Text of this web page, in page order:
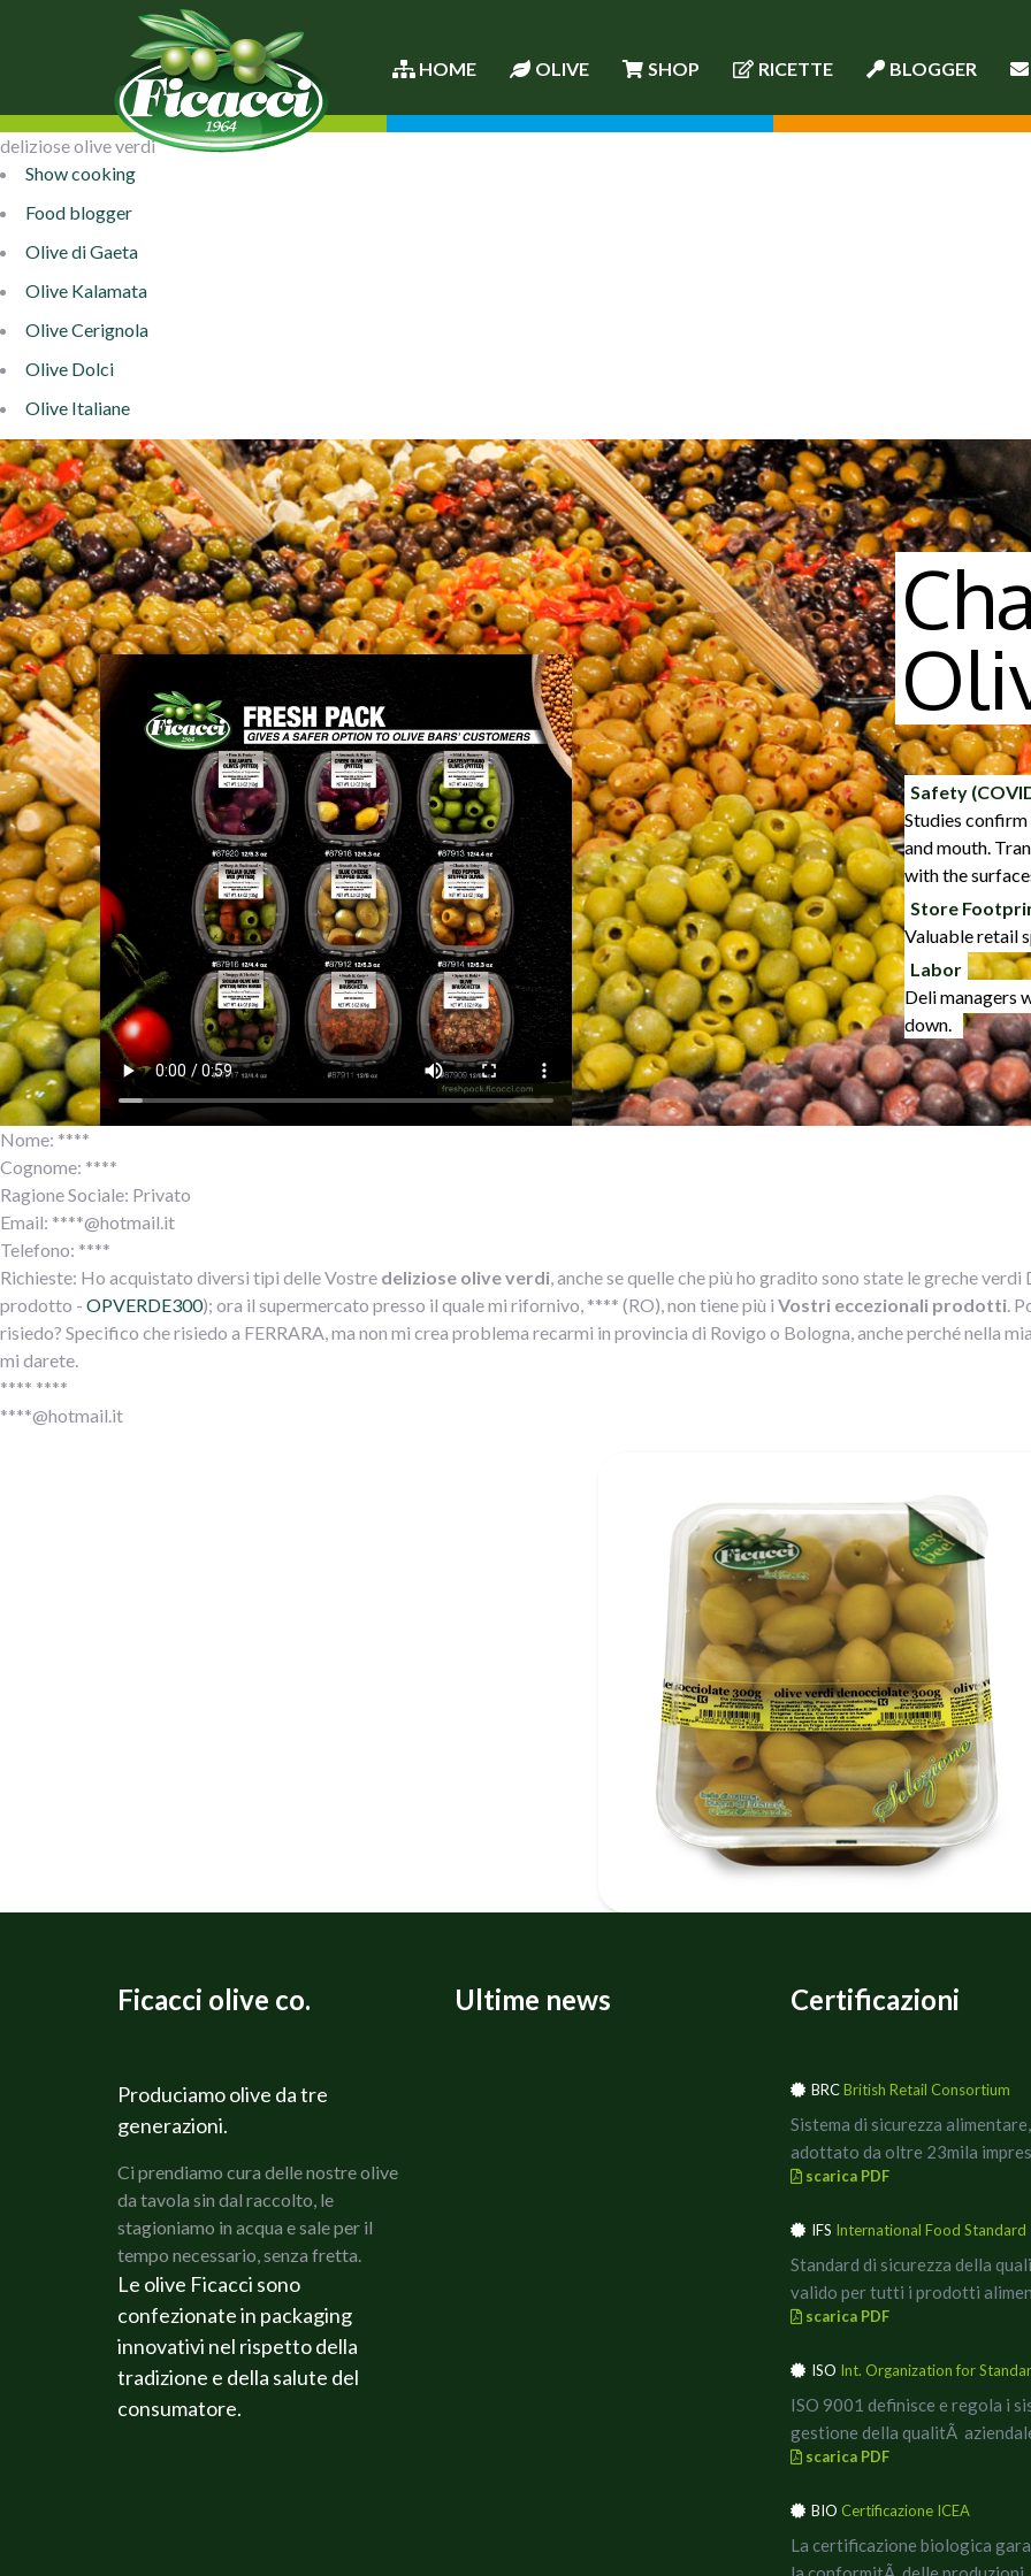
HOME OLIVE SHOP RICETTE BLOGGER
deliziose olive verdi
Show cooking
Food blogger
Olive di Gaeta
Olive Kalamata
Olive Cerignola
Olive Dolci
Olive Italiane
Safety
Studies confirm
and mouth.
with the
Store
Valuable retail
Labor
Deli managers
down.
Nome: ****
Cognome: ****
Ragione Sociale: Privato
Email: ****@hotmail.it
Telefono: ****
Richieste: Ho acquistato diversi tipi delle Vostre deliziose olive verdi , anche se quelle che più ho gradito sono state le greche
prodotto - OPVERDE300); ora il supermercato presso il quale mi rifornivo, **** (RO), non tiene più i Vostri eccezionali prodotti .
risiedo? Specifico che risiedo a FERRARA, ma non mi crea problema recarmi in provincia di Rovigo o Bologna, anche perché nella
mi darete.
**** ****
****@hotmail.it
Ficacci olive co.
Produciamo olive da tre
generazioni.
Ci prendiamo cura delle nostre olive
da tavola sin dal raccolto, le
stagioniamo in acqua e sale per il
tempo necessario, senza fretta.
Le olive Ficacci sono
confezionate in packaging
innovativi nel rispetto della
tradizione e della salute del
consumatore.
Ultime news Certificazioni
BRCBritish Retail Consortium
Sistema di sicurezza alimentare,
adottato da oltre 23mila
scarica PDF
IFS International Food Standard
Standard di sicurezza della
valido per tutti i prodotti
scarica PDF
ISO Int. Organization for
ISO 9001 definisce e regola i
gestione della qualitÃ
scarica PDF
BIO Certificazione ICEA
La certificazione biologica